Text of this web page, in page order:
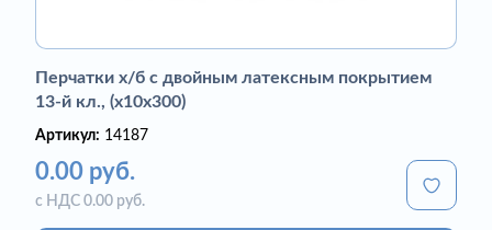
Перчатки х/б с двойным латексным покрытием
13-й кл., (х10х300)
Артикул: 14187
0.00 руб.
с НДС 0.00 руб.